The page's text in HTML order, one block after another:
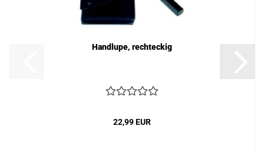
Handlupe, rechteckig
22,99 EUR